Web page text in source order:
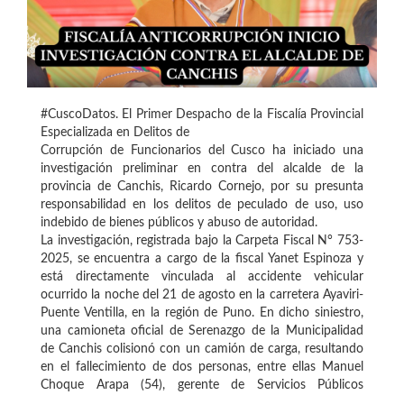
#CuscoDatos. El Primer Despacho de la Fiscalía Provincial
Especializada en Delitos de
Corrupción de Funcionarios del Cusco ha iniciado una
investigación preliminar en contra del alcalde de la
provincia de Canchis, Ricardo Cornejo, por su presunta
responsabilidad en los delitos de peculado de uso, uso
indebido de bienes públicos y abuso de autoridad.
La investigación, registrada bajo la Carpeta Fiscal N° 753-
2025, se encuentra a cargo de la fiscal Yanet Espinoza y
está directamente vinculada al accidente vehicular
ocurrido la noche del 21 de agosto en la carretera Ayaviri-
Puente Ventilla, en la región de Puno. En dicho siniestro,
una camioneta oficial de Serenazgo de la Municipalidad
de Canchis colisionó con un camión de carga, resultando
en el fallecimiento de dos personas, entre ellas Manuel
Choque Arapa (54), gerente de Servicios Públicos